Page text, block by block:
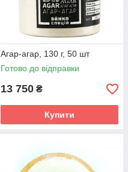
Агар-агар, 130 г, 50 шт
Готово до відправки
13 750 ₴
Купити